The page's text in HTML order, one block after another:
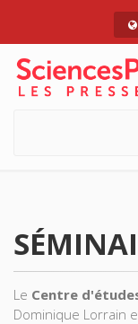
Le Centre
Dominique Lorrain